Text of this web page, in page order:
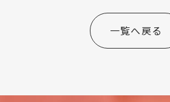
一覧へ戻る